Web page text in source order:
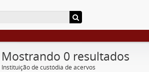
Mostrando 0 resultados
Instituição de custódia de acervos